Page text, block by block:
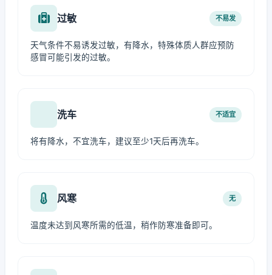
过敏 不易发
天气条件不易诱发过敏，有降水，特殊体质人群应预防
感冒可能引发的过敏。
洗车 不适宜
将有降水，不宜洗车，建议至少1天后再洗车。
风寒 无
温度未达到风寒所需的低温，稍作防寒准备即可。